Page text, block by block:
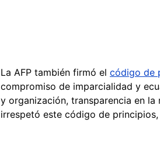
La AFP también firmó el código de
compromiso de imparcialidad y
y organización, transparencia en
irrespetó este código de